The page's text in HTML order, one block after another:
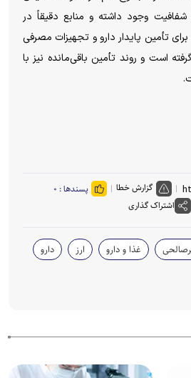
شفافیت وجود داشته و منابع دقیقاً در
تأمین پایدار دارو و تجهیزات مصرفی
است و روند تأمین باقی‌مانده نیز با
گزارش خطا پسندها : ۰
اشتراک گذاری
غذا و دارو ارز
دارو